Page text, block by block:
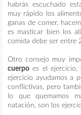
habrás escuchado
muy rápido los
ganas de comer,
es masticar bien los
comida debe ser entre
Otro consejo muy
cuerpo es el ejercicio,
ejercicio ayudamos a
conflictivas, pero
lo que quemamos
natación, son los